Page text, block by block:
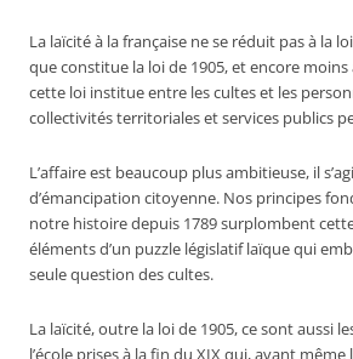
La laïcité à la française ne se réduit pas à la
que constitue la loi de 1905, et encore
cette loi institue entre les cultes et les
collectivités territoriales et services publics
L’affaire est beaucoup plus ambitieuse, il
d’émancipation citoyenne. Nos principes
notre histoire depuis 1789 surplombent cette
éléments d’un puzzle législatif laïque qui
seule question des cultes.
La laïcité, outre la loi de 1905, ce sont aussi
l’école prises à la fin du XIX qui, avant